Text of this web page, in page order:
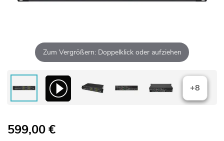
Zum Vergrößern: Doppelklick oder aufziehen
+8
599,00€